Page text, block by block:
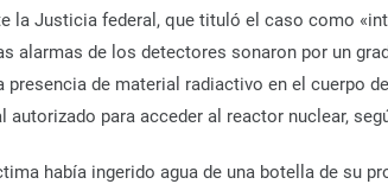
la Justicia federal, que tituló el caso como
alarmas de los detectores sonaron por un
presencia de material radiactivo en el cuerpo
autorizado para acceder al reactor nuclear,
había ingerido agua de una botella de su